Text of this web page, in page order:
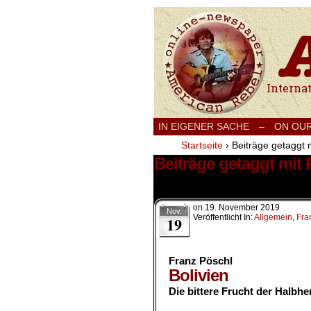
IN EIGENER SACHE – ON
Startseite › Beiträge getaggt
Beiträge getaggt mit
Nov.
19
on 19. November 2019
Veröffentlicht In:Allgemein,
Franz Pöschl
Bolivien
Die bittere Frucht der